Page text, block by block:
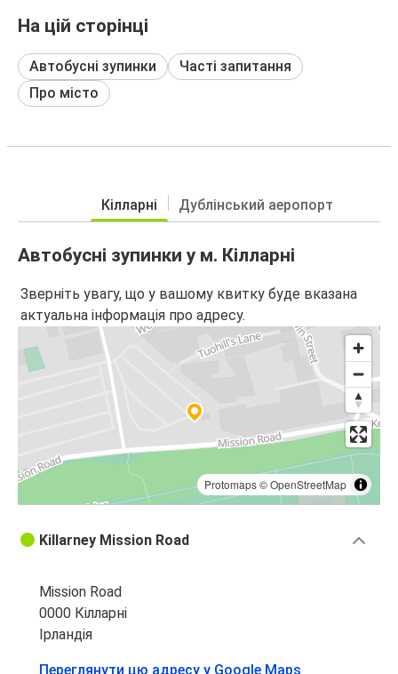
На цій сторінці
Автобусні зупинки
Часті запитання
Про місто
Кілларні Дублінський аеропорт
Автобусні зупинки у м. Кілларні
Зверніть увагу, що у вашому квитку буде вказана
актуальна інформація про адресу.
Protomaps©OpenStreetMap
Killarney Mission Road
Mission Road
0000 Кілларні
Ірландія
Переглянути цю адресу у Google Maps